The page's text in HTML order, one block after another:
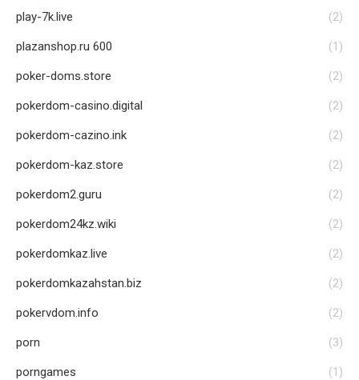
play-7k.live (2)
plazanshop.ru 600 (1)
poker-doms.store (2)
pokerdom-casino.digital (2)
pokerdom-cazino.ink (2)
pokerdom-kaz.store (2)
pokerdom2.guru (2)
pokerdom24kz.wiki (2)
pokerdomkaz.live (2)
pokerdomkazahstan.biz (2)
pokervdom.info (2)
porn (3)
porngames (1)